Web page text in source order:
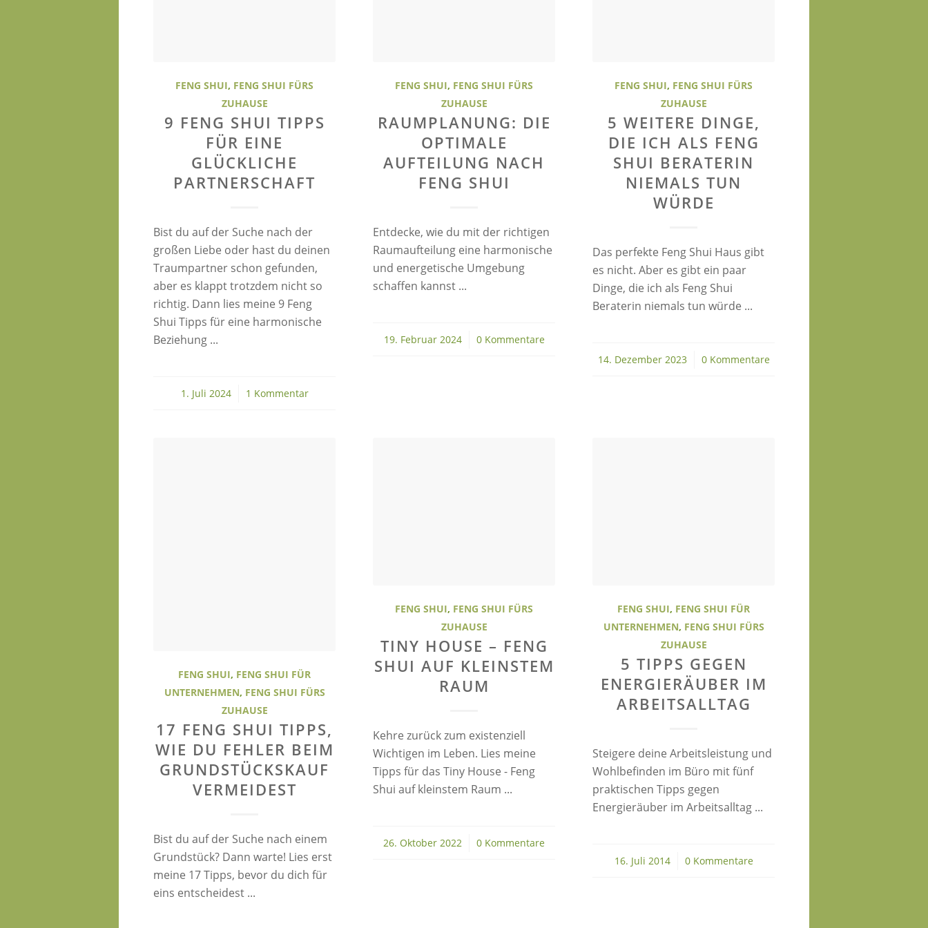
FENG SHUI, FENG SHUI FÜRS
ZUHAUSE
9 FENG SHUI TIPPS
FÜR EINE
GLÜCKLICHE
PARTNERSCHAFT
Bist du auf der Suche nach der
großen Liebe oder hast du deinen
Traumpartner schon gefunden,
aber es klappt trotzdem nicht so
richtig. Dann lies meine 9 Feng
Shui Tipps für eine harmonische
Beziehung ...
1. Juli 2024
/ 1 Kommentar
FENG SHUI, FENG SHUI FÜRS
ZUHAUSE
RAUMPLANUNG: DIE
OPTIMALE
AUFTEILUNG NACH
FENG SHUI
Entdecke, wie du mit der richtigen
Raumaufteilung eine harmonische
und energetische Umgebung
schaffen kannst ...
19. Februar 2024
/ 0 Kommentare
FENG SHUI, FENG SHUI FÜRS
ZUHAUSE
5 WEITERE DINGE,
DIE ICH ALS FENG
SHUI BERATERIN
NIEMALS TUN
WÜRDE
Das perfekte Feng Shui Haus gibt
es nicht. Aber es gibt ein paar
Dinge, die ich als Feng Shui
Beraterin niemals tun würde ...
14. Dezember 2023
/ 0 Kommentare
FENG SHUI, FENG SHUI FÜR
UNTERNEHMEN, FENG SHUI FÜRS
ZUHAUSE
17 FENG SHUI TIPPS,
WIE DU FEHLER BEIM
GRUNDSTÜCKSKAUF
VERMEIDEST
Bist du auf der Suche nach einem
Grundstück? Dann warte! Lies erst
meine 17 Tipps, bevor du dich für
eins entscheidest ...
FENG SHUI, FENG SHUI FÜRS
ZUHAUSE
TINY HOUSE – FENG
SHUI AUF KLEINSTEM
RAUM
Kehre zurück zum existenziell
Wichtigen im Leben. Lies meine
Tipps für das Tiny House - Feng
Shui auf kleinstem Raum ...
26. Oktober 2022
/ 0 Kommentare
FENG SHUI, FENG SHUI FÜR
UNTERNEHMEN, FENG SHUI FÜRS
ZUHAUSE
5 TIPPS GEGEN
ENERGIERÄUBER IM
ARBEITSALLTAG
Steigere deine Arbeitsleistung und
Wohlbefinden im Büro mit fünf
praktischen Tipps gegen
Energieräuber im Arbeitsalltag ...
16. Juli 2014
/ 0 Kommentare